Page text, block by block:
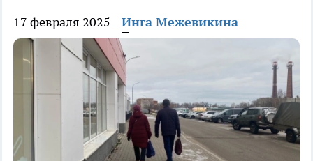
17 февраля 2025 Инга Межевикина